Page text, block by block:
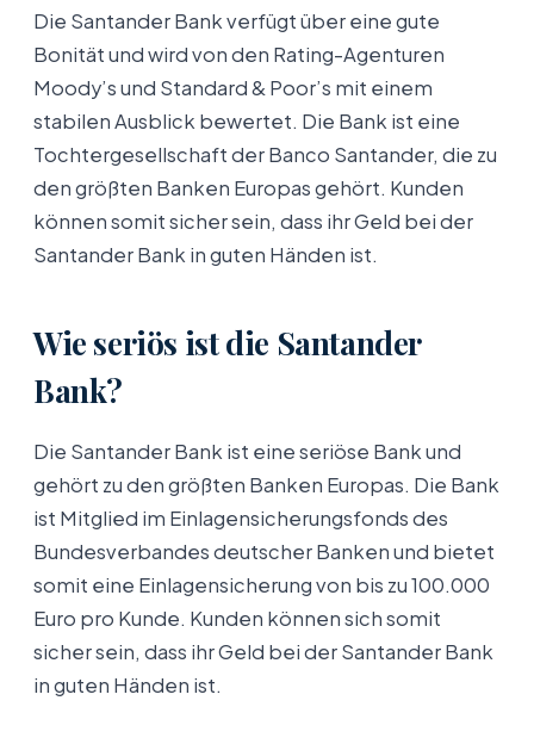
Die Santander Bank verfügt über eine gute
Bonität und wird von den Rating-Agenturen
Moody’s und Standard & Poor’s mit einem
stabilen Ausblick bewertet. Die Bank ist eine
Tochtergesellschaft der Banco Santander, die zu
den größten Banken Europas gehört. Kunden
können somit sicher sein, dass ihr Geld bei der
Santander Bank in guten Händen ist.
Wie seriös ist die Santander
Bank?
Die Santander Bank ist eine seriöse Bank und
gehört zu den größten Banken Europas. Die Bank
ist Mitglied im Einlagensicherungsfonds des
Bundesverbandes deutscher Banken und bietet
somit eine Einlagensicherung von bis zu 100.000
Euro pro Kunde. Kunden können sich somit
sicher sein, dass ihr Geld bei der Santander Bank
in guten Händen ist.